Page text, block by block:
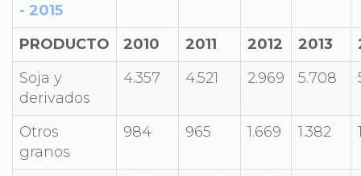
- 2015
PRODUCTO
2010 2011 2012 2013
Soja y
derivados
4.357 4.521 2.969 5.708
Otros
granos
984 965 1.669 1.382